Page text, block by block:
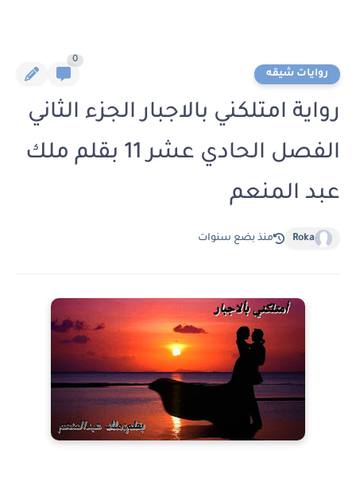
روايات شيقه
0
رواية امتلكني بالاجبار الجزء الثاني
الفصل الحادي عشر 11 بقلم ملك
عبد المنعم
Roka منذ بضع سنوات